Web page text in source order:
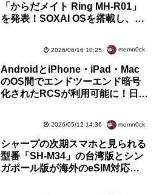
「からだメイト Ring MH-R01」
を発表！SOXAI OSを搭載し、7
2026/06/16 10:25 memn0ck
AndroidとiPhone・iPad・Mac
のOS間でエンドツーエンド暗号
化されたRCSが利用可能に！日本
2026/05/12 14:36 memn0ck
シャープの次期スマホと見られる
型番「SH-M34」の台湾版とシン
ガポール版が海外のeSIM対応機